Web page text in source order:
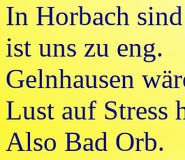
In Horbach
ist uns zu eng.
Gelnhausen
Lust auf Stress
Also Bad Orb.